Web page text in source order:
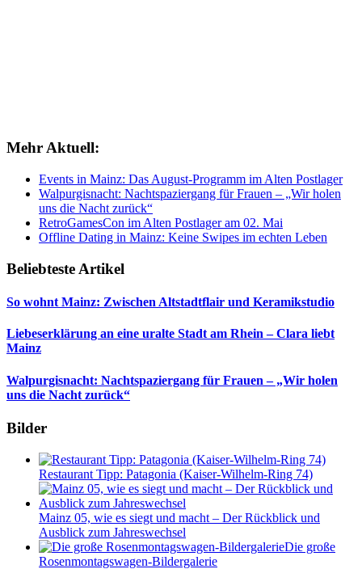
Mehr Aktuell:
Events in Mainz: Das August-Programm im Alten Postlager
Walpurgisnacht: Nachtspaziergang für Frauen – „Wir holen
uns die Nacht zurück“
RetroGamesCon im Alten Postlager am 02. Mai
Offline Dating in Mainz: Keine Swipes im echten Leben
Beliebteste Artikel
So wohnt Mainz: Zwischen Altstadtflair und Keramikstudio
Liebeserklärung an eine uralte Stadt am Rhein – Clara liebt
Mainz
Walpurgisnacht: Nachtspaziergang für Frauen – „Wir holen
uns die Nacht zurück“
Bilder
Restaurant Tipp: Patagonia (Kaiser-Wilhelm-Ring 74)
Mainz 05, wie es siegt und macht – Der Rückblick und
Ausblick zum Jahreswechsel
Die große
Rosenmontagswagen-Bildergalerie